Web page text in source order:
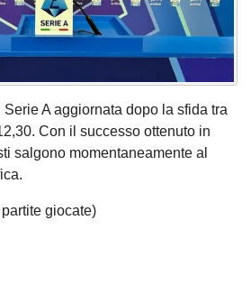
A aggiornata dopo la sfida tra
Con il successo ottenuto in
salgono momentaneamente al
giocate)